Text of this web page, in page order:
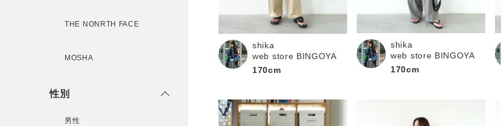
お問い合わせ
THE NONRTH FACE
MOSHA
性別
男性
shika
web store BINGOYA
170cm
shika
web store BINGOYA
170cm